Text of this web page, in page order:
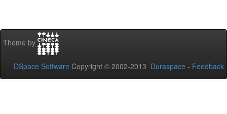
Theme by
DSpace Software Copyright © 2002-2013 Duraspace - Feedback